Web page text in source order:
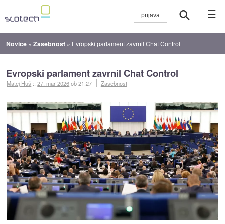
☰
Novice »Zasebnost » Evropski parlament zavrnil Chat Control
Evropski parlament zavrnil Chat Control
Matej Huš ::27. mar 2026ob 21:27 Zasebnost